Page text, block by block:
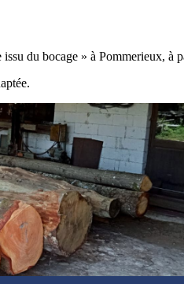
du bocage » à Pommerieux, à